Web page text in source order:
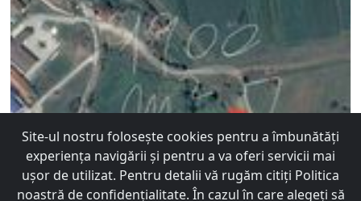
Nicoleta
De vanzare teren intravilan Barabant
Site-ul nostru foloseşte cookies pentru a îmbunătăţi
experienţa navigării şi pentru a va oferi servicii mai
uşor de utilizat. Pentru detalii vă rugăm citiți Politica
noastră de confidențialitate. În cazul în care alegeți să